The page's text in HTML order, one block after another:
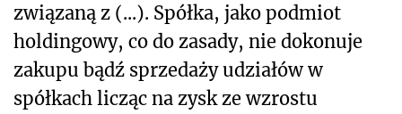
związaną z (...). Spółka, jako podmiot
holdingowy, co do zasady, nie dokonuje
zakupu bądź sprzedaży udziałów w
spółkach licząc na zysk ze wzrostu